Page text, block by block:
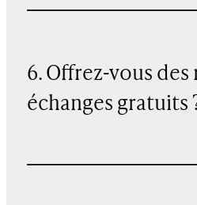
6. Offrez-vous
échanges gratuits